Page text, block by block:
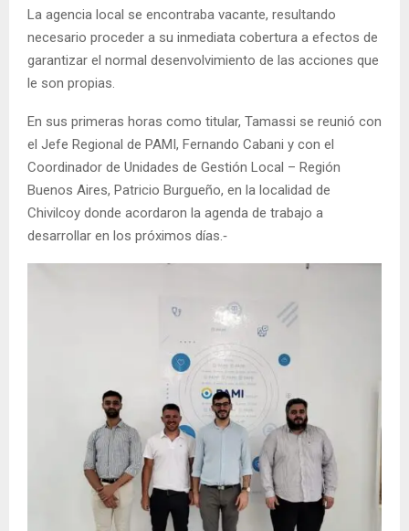
La agencia local se encontraba vacante, resultando
necesario proceder a su inmediata cobertura a efectos de
garantizar el normal desenvolvimiento de las acciones que
le son propias.
En sus primeras horas como titular, Tamassi se reunió con
el Jefe Regional de PAMI, Fernando Cabani y con el
Coordinador de Unidades de Gestión Local – Región
Buenos Aires, Patricio Burgueño, en la localidad de
Chivilcoy donde acordaron la agenda de trabajo a
desarrollar en los próximos días.‐